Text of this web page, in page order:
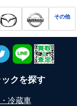
その他
クを探す
冷蔵車